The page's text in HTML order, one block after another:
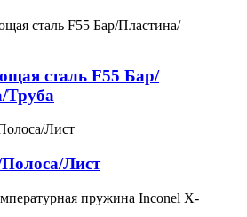
сталь F55 Бар/
Труба
Лист